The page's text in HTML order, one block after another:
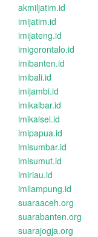
akmiljatim.id
imijatim.id
imijateng.id
imigorontalo.id
imibanten.id
imibali.id
imijambi.id
imikalbar.id
imikalsel.id
imipapua.id
imisumbar.id
imisumut.id
imiriau.id
imilampung.id
suaraaceh.org
suarabanten.org
suarajogja.org